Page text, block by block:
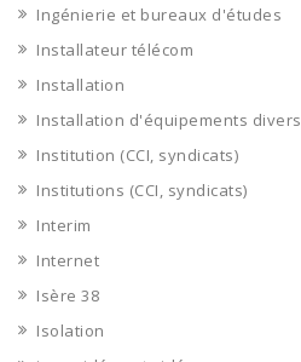
Ingénierie et bureaux d'études
Installateur télécom
Installation
Installation d'équipements divers
Institution (CCI, syndicats)
Institutions (CCI, syndicats)
Interim
Internet
Isère 38
Isolation